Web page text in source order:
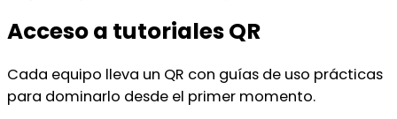
Acceso a tutoriales QR
Cada equipo lleva un QR con guías de uso prácticas
para dominarlo desde el primer momento.